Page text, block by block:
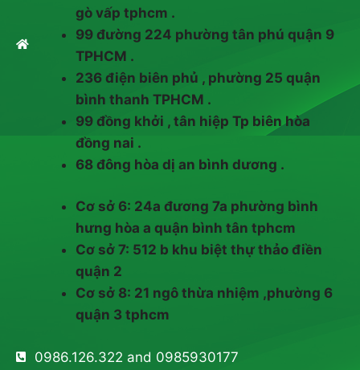
gò vấp tphcm .
99 đường 224 phường tân phú quận 9
TPHCM .
236 điện biên phủ , phường 25 quận
bình thanh TPHCM .
99 đồng khởi , tân hiệp Tp biên hòa
đồng nai .
68 đông hòa dị an bình dương .
Cơ sở 6: 24a đương 7a phường bình
hưng hòa a quận bình tân tphcm
Cơ sở 7: 512 b khu biệt thự thảo điền
quận 2
Cơ sở 8: 21 ngô thừa nhiệm ,phường 6
quận 3 tphcm
0986.126.322 and 0985930177